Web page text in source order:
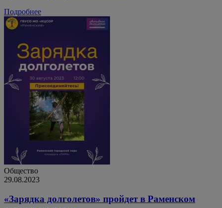
Подробнее
Общество
29.08.2023
«Зарядка долголетов» пройдет в Раменском